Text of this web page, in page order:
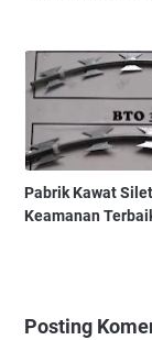
Pabrik Kawat
Keamanan
Posting